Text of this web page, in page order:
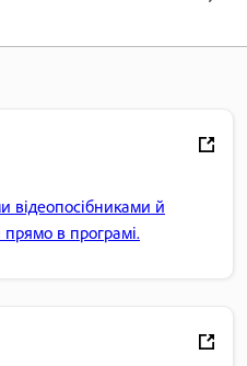
відеопосібниками й
в програмі.